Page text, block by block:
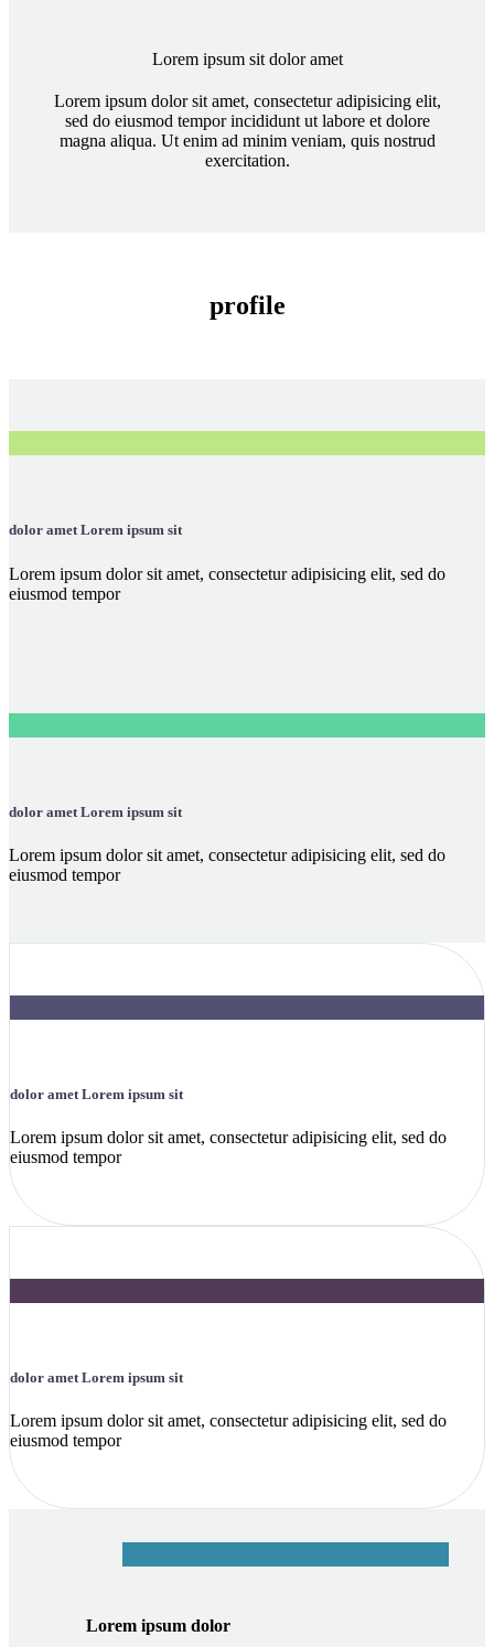
Lorem ipsum sit dolor amet
Lorem ipsum dolor sit amet, consectetur adipisicing elit,
sed do eiusmod tempor incididunt ut labore et dolore
magna aliqua. Ut enim ad minim veniam, quis nostrud
exercitation.
profile
dolor amet Lorem ipsum sit
Lorem ipsum dolor sit amet, consectetur adipisicing elit, sed do
eiusmod tempor
dolor amet Lorem ipsum sit
Lorem ipsum dolor sit amet, consectetur adipisicing elit, sed do
eiusmod tempor
dolor amet Lorem ipsum sit
Lorem ipsum dolor sit amet, consectetur adipisicing elit, sed do
eiusmod tempor
dolor amet Lorem ipsum sit
Lorem ipsum dolor sit amet, consectetur adipisicing elit, sed do
eiusmod tempor
Lorem ipsum dolor